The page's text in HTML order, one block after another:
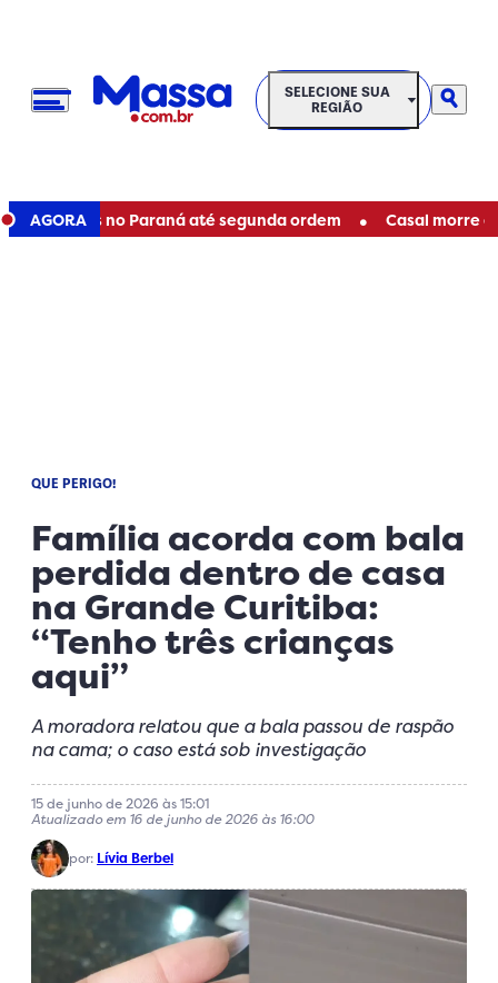
SELECIONE SUA REGIÃO
SELECIONE SUA
REGIÃO
AGORAno Paraná até segunda ordem • Casal morre em
QUE PERIGO!
Família acorda com bala
perdida dentro de casa
na Grande Curitiba:
“Tenho três crianças
aqui”
A moradora relatou que a bala passou de raspão
na cama; o caso está sob investigação
15 de junho de 2026 às 15:01
Atualizado em 16 de junho de 2026 às 16:00
por: Lívia Berbel